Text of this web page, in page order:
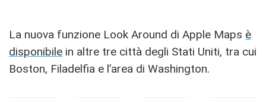
La nuova funzione Look Around di Apple Maps è
disponibile in altre tre città degli Stati Uniti, tra cui
Boston, Filadelfia e l’area di Washington.